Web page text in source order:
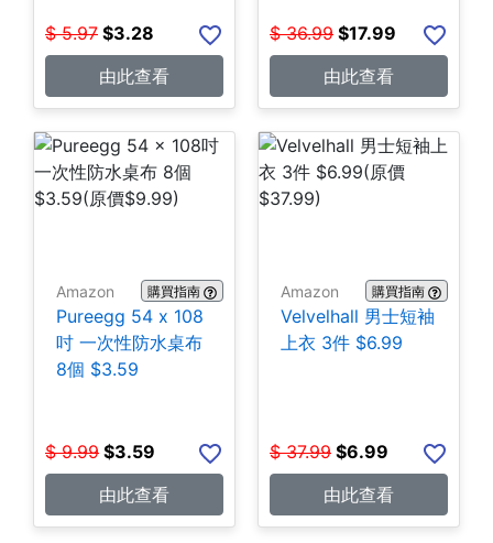
$ 5.97 $3.28
由此查看
$ 36.99 $17.99
由此查看
Amazon 購買指南
Pureegg 54 x 108
吋 一次性防水桌布
8個 $3.59
$ 9.99 $3.59
由此查看
Amazon 購買指南
Velvelhall 男士短袖
上衣 3件 $6.99
$ 37.99 $6.99
由此查看